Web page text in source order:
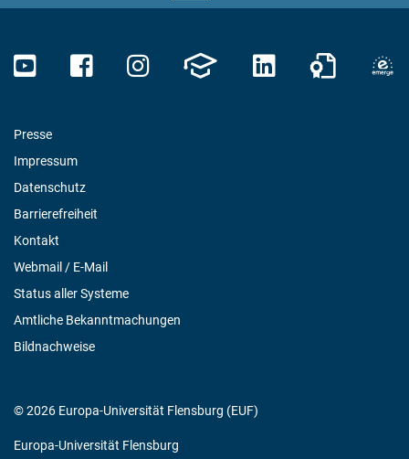
Presse
Impressum
Datenschutz
Barrierefreiheit
Kontakt
Webmail / E-Mail
Status aller Systeme
Amtliche Bekanntmachungen
Bildnachweise
© 2026 Europa-Universität Flensburg (EUF)
Europa-Universität Flensburg